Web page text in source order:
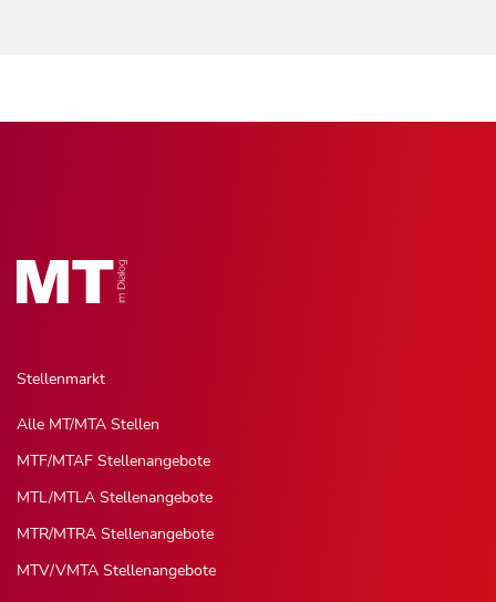
Stellenmarkt
Alle MT/MTA Stellen
MTF/MTAF Stellenangebote
MTL/MTLA Stellenangebote
MTR/MTRA Stellenangebote
MTV/VMTA Stellenangebote